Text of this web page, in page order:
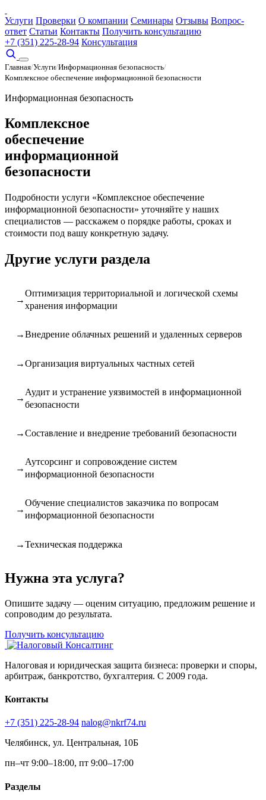
Услуги Проверки О компании Семинары Отзывы Вопрос-
ответ Статьи Контакты Получить консультацию
+7 (351) 225-28-94 Консультация
Главная/Услуги/Информационная безопасность/
Комплексное обеспечение информационной безопасности
Информационная безопасность
Комплексное
обеспечение
информационной
безопасности
Подробности услуги «Комплексное обеспечение
информационной безопасности» уточняйте у наших
специалистов — расскажем о порядке работы, сроках и
стоимости под вашу конкретную задачу.
Другие услуги раздела
Оптимизация территориальной и логической схемы
хранения информации
Внедрение облачных решений и удаленных серверов
Организация виртуальных частных сетей
Аудит и устранение уязвимостей в информационной
безопасности
Составление и внедрение требований безопасности
Аутсорсинг и сопровождение систем
информационной безопасности
Обучение специалистов заказчика по вопросам
информационной безопасности
Техническая поддержка
Нужна эта услуга?
Опишите задачу — оценим ситуацию, предложим решение и
сопроводим до результата.
Получить консультацию
Налоговая и юридическая защита бизнеса: проверки и споры,
арбитраж, банкротство, бухгалтерия. С 2009 года.
Контакты
+7 (351) 225-28-94 nalog@nkrf74.ru
Челябинск, ул. Центральная, 10Б
пн–чт 9:00–18:00, пт 9:00–17:00
Разделы